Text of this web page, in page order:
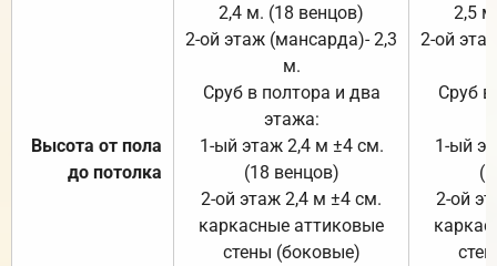
Высота от пола
до потолка
2,4 м. (18 венцов)
2-ой этаж (мансарда)- 2,3
м.
Сруб в полтора и два
этажа:
1-ый этаж 2,4 м ±4 см.
(18 венцов)
2-ой этаж 2,4 м ±4 см.
каркасные аттиковые
стены (боковые)
2,5
2-ой
Сруб
1-ый
2-ой